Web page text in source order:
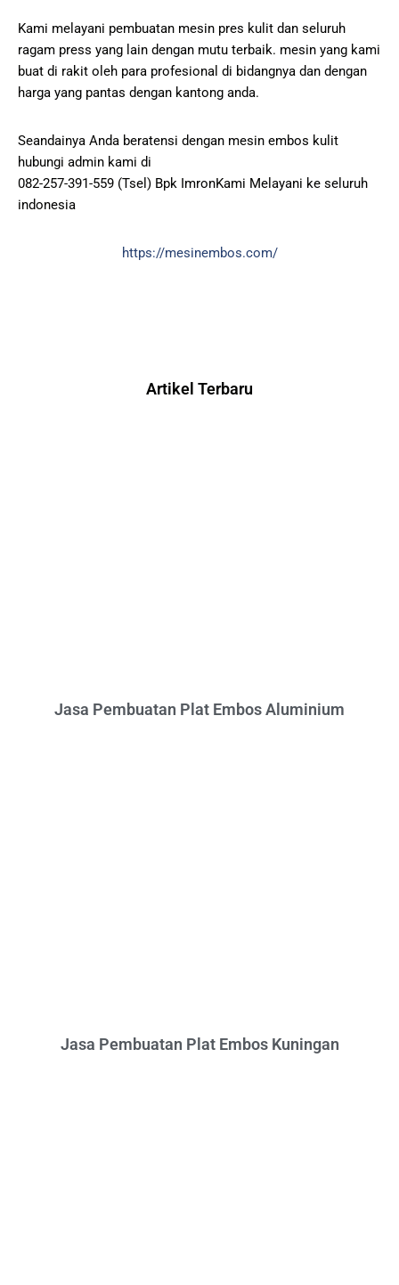
Kami melayani pembuatan mesin pres kulit dan seluruh
ragam press yang lain dengan mutu terbaik. mesin yang kami
buat di rakit oleh para profesional di bidangnya dan dengan
harga yang pantas dengan kantong anda.
Seandainya Anda beratensi dengan mesin embos kulit
hubungi admin kami di
082-257-391-559 (Tsel) Bpk ImronKami Melayani ke seluruh
indonesia
https://mesinembos.com/
Artikel Terbaru
Jasa Pembuatan Plat Embos Aluminium
Jasa Pembuatan Plat Embos Kuningan